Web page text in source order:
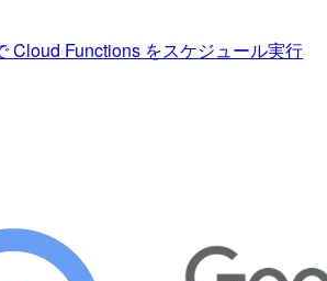
Cloud Functions をスケジュール実行